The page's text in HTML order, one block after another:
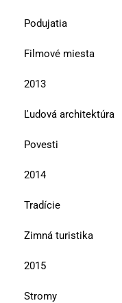
Podujatia
Filmové miesta
2013
Ľudová architektúra
Povesti
2014
Tradície
Zimná turistika
2015
Stromy